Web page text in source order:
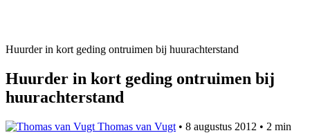
Huurder in kort geding ontruimen bij huurachterstand
Huurder in kort geding ontruimen bij
huurachterstand
Thomas van Vugt • 8 augustus 2012 • 2 min